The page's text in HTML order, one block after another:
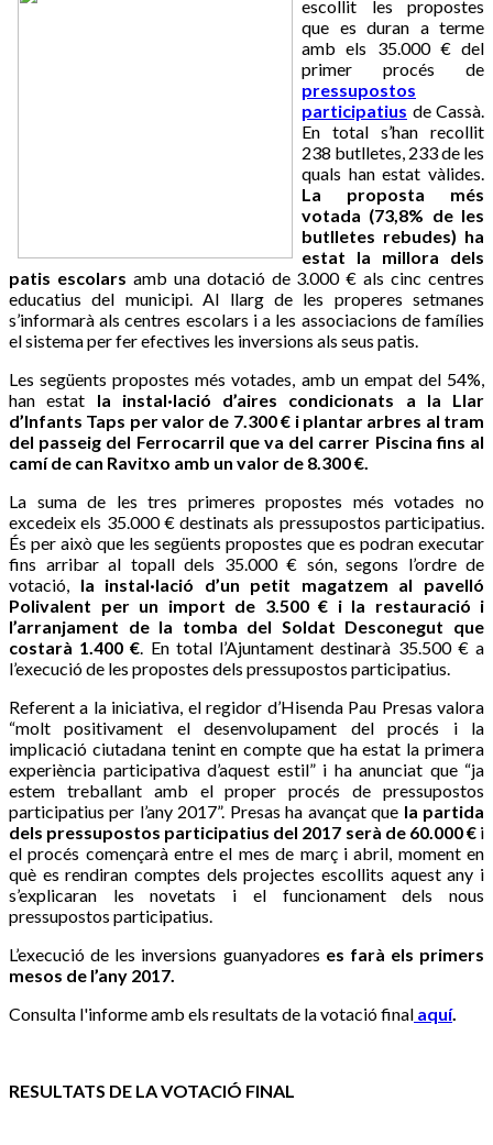
escollit les propostes
que es duran a terme
amb els 35.000 € del
primer procés de
pressupostos
participatius de Cassà.
En total s’han recollit
238 butlletes, 233 de les
quals han estat vàlides.
La proposta més
votada (73,8% de les
butlletes rebudes) ha
estat la millora dels
patis escolars amb una dotació de 3.000 € als cinc centres
educatius del municipi. Al llarg de les properes setmanes
s’informarà als centres escolars i a les associacions de famílies
el sistema per fer efectives les inversions als seus patis.
Les següents propostes més votades, amb un empat del 54%,
han estat la instal·lació d’aires condicionats a la Llar
d’Infants Taps per valor de 7.300 € i plantar arbres al tram
del passeig del Ferrocarril que va del carrer Piscina fins al
camí de can Ravitxo amb un valor de 8.300 €.
La suma de les tres primeres propostes més votades no
excedeix els 35.000 € destinats als pressupostos participatius.
És per això que les següents propostes que es podran executar
fins arribar al topall dels 35.000 € són, segons l’ordre de
votació, la instal·lació d’un petit magatzem al pavelló
Polivalent per un import de 3.500 € i la restauració i
l’arranjament de la tomba del Soldat Desconegut que
costarà 1.400 €. En total l’Ajuntament destinarà 35.500 € a
l’execució de les propostes dels pressupostos participatius.
Referent a la iniciativa, el regidor d’Hisenda Pau Presas valora
“molt positivament el desenvolupament del procés i la
implicació ciutadana tenint en compte que ha estat la primera
experiència participativa d’aquest estil” i ha anunciat que “ja
estem treballant amb el proper procés de pressupostos
participatius per l’any 2017”. Presas ha avançat que la partida
dels pressupostos participatius del 2017 serà de 60.000 €i
el procés començarà entre el mes de març i abril, moment en
què es rendiran comptes dels projectes escollits aquest any i
s’explicaran les novetats i el funcionament dels nous
pressupostos participatius.
L’execució de les inversions guanyadores es farà els primers
mesos de l’any 2017.
Consulta l'informe amb els resultats de la votació final aquí.
RESULTATS DE LA VOTACIÓ FINAL